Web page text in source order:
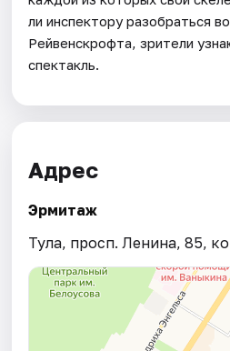
ли инспектору разобраться
Рейвенскрофта, зрители
спектакль.
Адрес
Эрмитаж
Тула, просп. Ленина, 85,